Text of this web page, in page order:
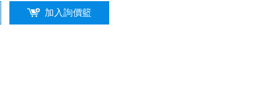
加入詢價籃